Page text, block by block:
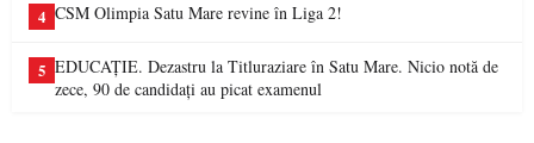
4 CSM Olimpia Satu Mare revine în Liga 2!
5 EDUCAȚIE. Dezastru la Titluraziare în Satu Mare. Nicio notă de
zece, 90 de candidați au picat examenul